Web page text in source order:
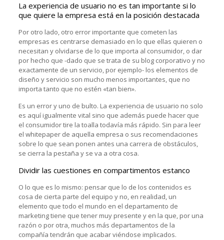
La experiencia de usuario no es tan importante si lo
que quiere la empresa está en la posición destacada
Por otro lado, otro error importante que cometen las
empresas es centrarse demasiado en lo que ellas quieren o
necesitan y olvidarse de lo que importa al consumidor, o dar
por hecho que -dado que se trata de su blog corporativo y no
exactamente de un servicio, por ejemplo- los elementos de
diseño y servicio son mucho menos importantes, que no
importa tanto que no estén «tan bien».
Es un error y uno de bulto. La experiencia de usuario no solo
es aquí igualmente vital sino que además puede hacer que
el consumidor tire la toalla todavía más rápido. Sin para leer
el whitepaper de aquella empresa o sus recomendaciones
sobre lo que sean ponen antes una carrera de obstáculos,
se cierra la pestaña y se va a otra cosa.
Dividir las cuestiones en compartimentos estanco
O lo que es lo mismo: pensar que lo de los contenidos es
cosa de cierta parte del equipo y no, en realidad, un
elemento que todo el mundo en el departamento de
marketing tiene que tener muy presente y en la que, por una
razón o por otra, muchos más departamentos de la
compañía tendrán que acabar viéndose implicados.